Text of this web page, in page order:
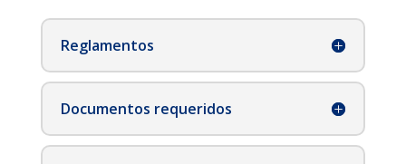
Reglamentos
Documentos requeridos